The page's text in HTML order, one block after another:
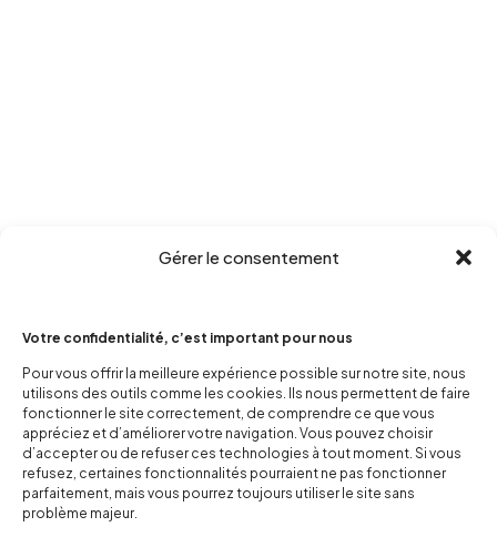
Gérer le consentement
Votre confidentialité, c’est important pour nous
Pour vous offrir la meilleure expérience possible sur notre site, nous
utilisons des outils comme les cookies. Ils nous permettent de faire
fonctionner le site correctement, de comprendre ce que vous
appréciez et d’améliorer votre navigation. Vous pouvez choisir
d’accepter ou de refuser ces technologies à tout moment. Si vous
refusez, certaines fonctionnalités pourraient ne pas fonctionner
parfaitement, mais vous pourrez toujours utiliser le site sans
problème majeur.
contact@popnbaby.com
+33 01 64 62 14 89
Follow us